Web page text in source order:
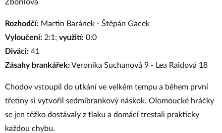
Zbořilová
Rozhodčí: Martin Baránek - Štěpán Gacek
Vyloučení: 2:1; využití: 0:0
Diváci: 41
Zásahy brankářek:Veronika Suchanová 9 - Lea Raidová 18
Chodov vstoupil do utkání ve velkém tempu a během první
třetiny si vytvořil sedmibrankový náskok. Olomoucké hráčky
se jen těžko dostávaly z tlaku a domácí trestali prakticky
každou chybu.